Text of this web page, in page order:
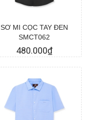
Chọn hàng
SƠ MI CỌC TAY ĐEN
SMCT062
480.000₫